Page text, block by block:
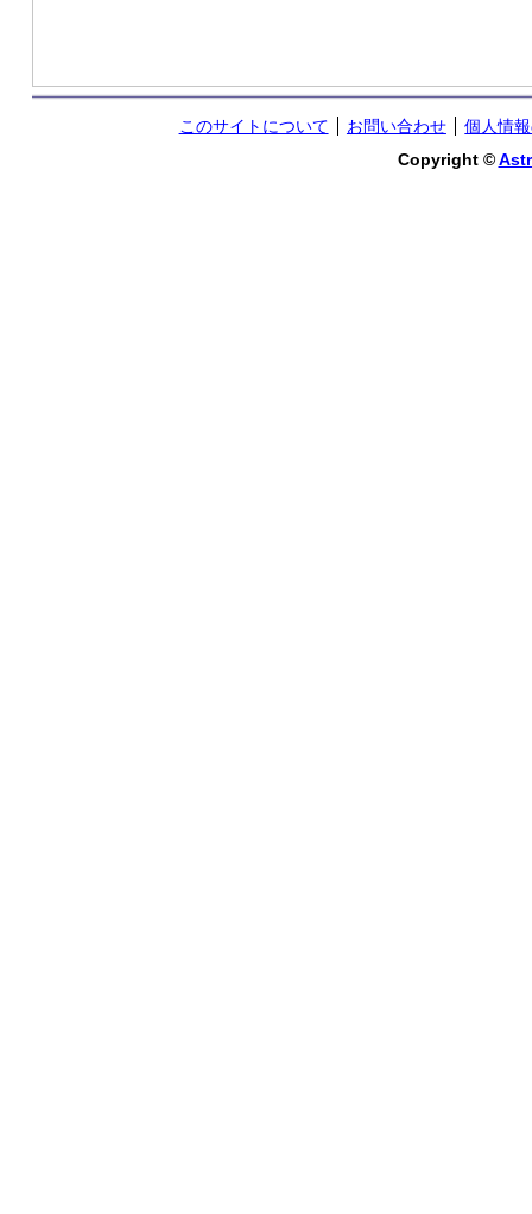
このサイトについて お問い合わせ
個人情
Copyright ©